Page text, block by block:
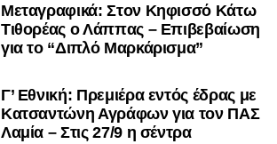
Μεταγραφικά: Στον Κηφισσό Κάτω
Τιθορέας ο Λάππας – Επιβεβαίωση
για το “Διπλό Μαρκάρισμα”
Γ’ Εθνική: Πρεμιέρα εντός έδρας με
Κατσαντώνη Αγράφων για τον ΠΑΣ
Λαμία – Στις 27/9 η σέντρα